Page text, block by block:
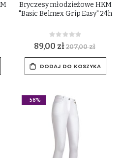
Bryczesy młodzieżowe HKM
"Basic Belmex Grip Easy" 24h
Rating:
0%
89,00 zł207,00 zł
DODAJ DO KOSZYKA
-58%